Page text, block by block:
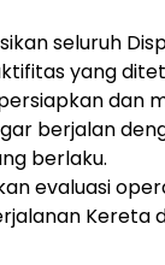
seluruh
yang
dan
berjalan
berlaku.
evaluasi
Kereta